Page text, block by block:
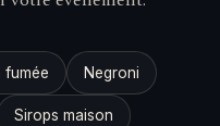
fumée Negroni
Sirops maison